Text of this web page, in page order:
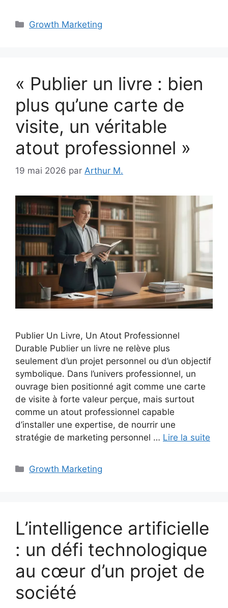
Catégories
Growth Marketing
« Publier un livre : bien
plus qu’une carte de
visite, un véritable
atout professionnel »
19 mai 2026 par Arthur M.
Publier Un Livre, Un Atout Professionnel
Durable Publier un livre ne relève plus
seulement d’un projet personnel ou d’un objectif
symbolique. Dans l’univers professionnel, un
ouvrage bien positionné agit comme une carte
de visite à forte valeur perçue, mais surtout
comme un atout professionnel capable
d’installer une expertise, de nourrir une
stratégie de marketing personnel … Lire la suite
Catégories
Growth Marketing
L’intelligence artificielle
: un défi technologique
au cœur d’un projet de
société